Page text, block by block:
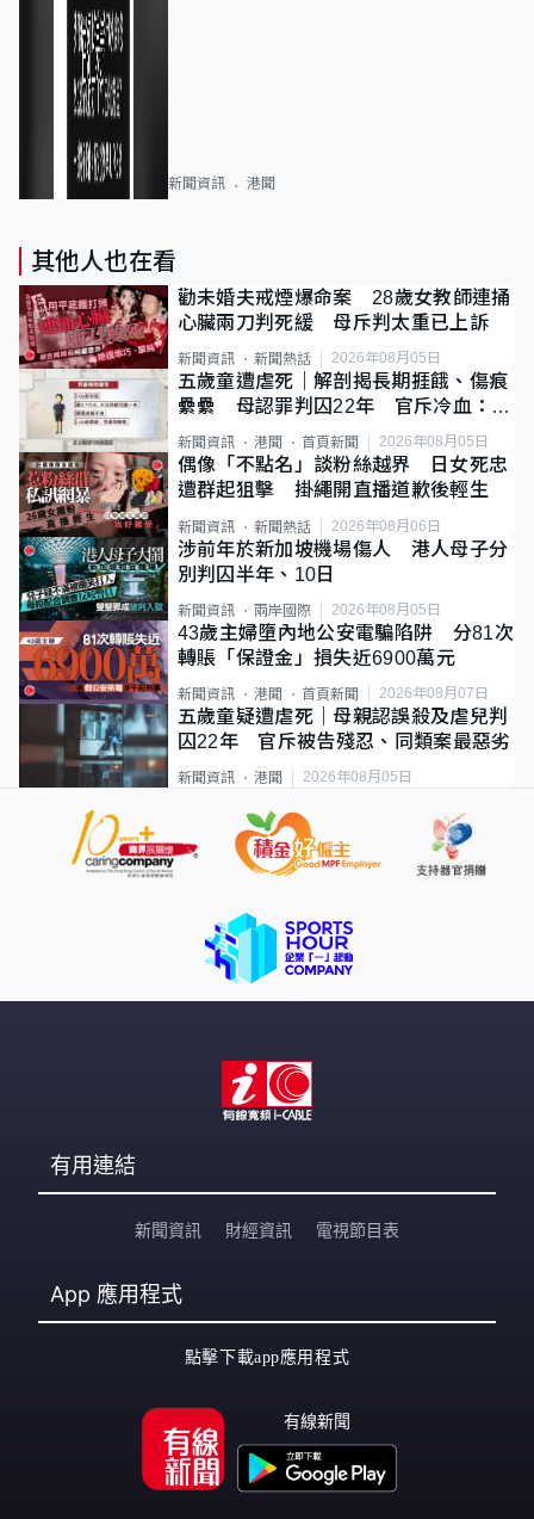
新聞資訊 港聞
其他人也在看
勸未婚夫戒煙爆命案 28歲女教師連捅
心臟兩刀判死緩 母斥判太重已上訴
新聞資訊 新聞熱話 2026年08月05日
五歲童遭虐死｜解剖揭長期捱餓、傷痕
纍纍 母認罪判囚22年 官斥冷血：同
類案最惡劣
新聞資訊 港聞 首頁新聞 2026年08月05日
偶像「不點名」談粉絲越界 日女死忠
遭群起狙擊 掛繩開直播道歉後輕生
新聞資訊 新聞熱話 2026年08月06日
涉前年於新加坡機場傷人 港人母子分
別判囚半年、10日
新聞資訊 兩岸國際 2026年08月05日
43歲主婦墮內地公安電騙陷阱 分81次
轉賬「保證金」損失近6900萬元
新聞資訊 港聞 首頁新聞 2026年08月07日
五歲童疑遭虐死｜母親認誤殺及虐兒判
囚22年 官斥被告殘忍、同類案最惡劣
新聞資訊 港聞 2026年08月05日
有用連結
新聞資訊 財經資訊 電視節目表
App 應用程式
點擊下載app應用程式
有線新聞